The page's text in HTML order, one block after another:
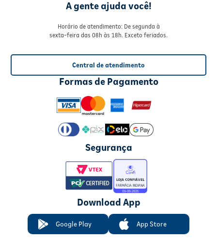
A gente ajuda você!
Horário de atendimento: De segunda à
sexta-feira das 08h às 18h. Exceto feriados.
Central de atendimento
Formas de Pagamento
Segurança
Download App
Google Play App Store